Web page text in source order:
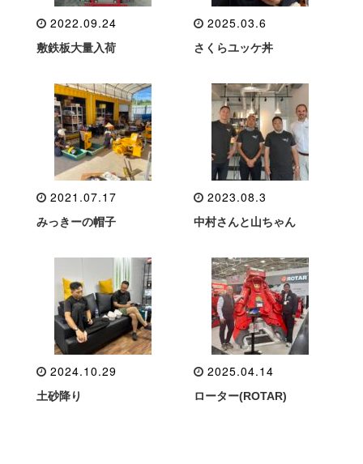
2022.09.24
敷鉄板大量入荷
2025.03.6
さくらユッケ丼
2021.07.17
みっきーの帽子
2023.08.3
中村さんと山ちゃん
2024.10.29
土砂降り
2025.04.14
ローター(ROTAR)